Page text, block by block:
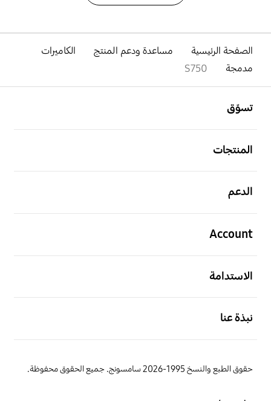
الصفحة الرئيسية مساعدة ودعم المنتج
الكاميرات
مدمجة
S750
تسوّق
المنتجات
الدعم
Account
الاستدامة
نبذة عنا
حقوق الطبع والنسخ 1995-2026 سامسونج. جميع الحقوق محفوظة.